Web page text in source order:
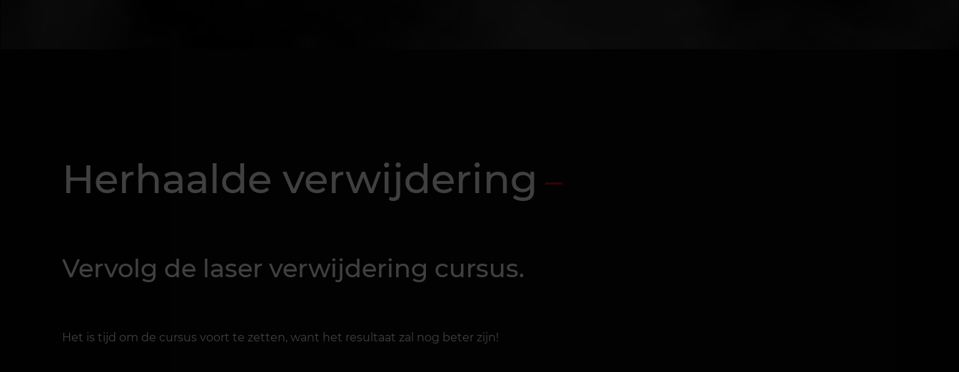
Herhaalde verwijdering
Vervolg de laser verwijdering cursus.
Het is tijd om de cursus voort te zetten, want het resultaat zal nog beter zijn!